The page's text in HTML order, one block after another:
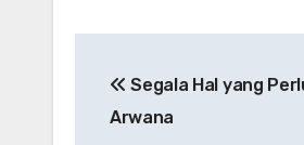
navigation
Segala Hal yang
Arwana